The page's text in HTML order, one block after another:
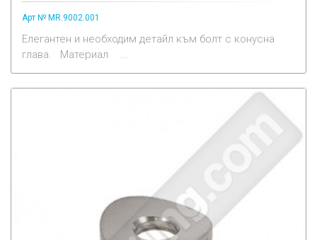
Арт № MR.9002.001
Елегантен и необходим детайл към болт с конусна
глава. Материал ...